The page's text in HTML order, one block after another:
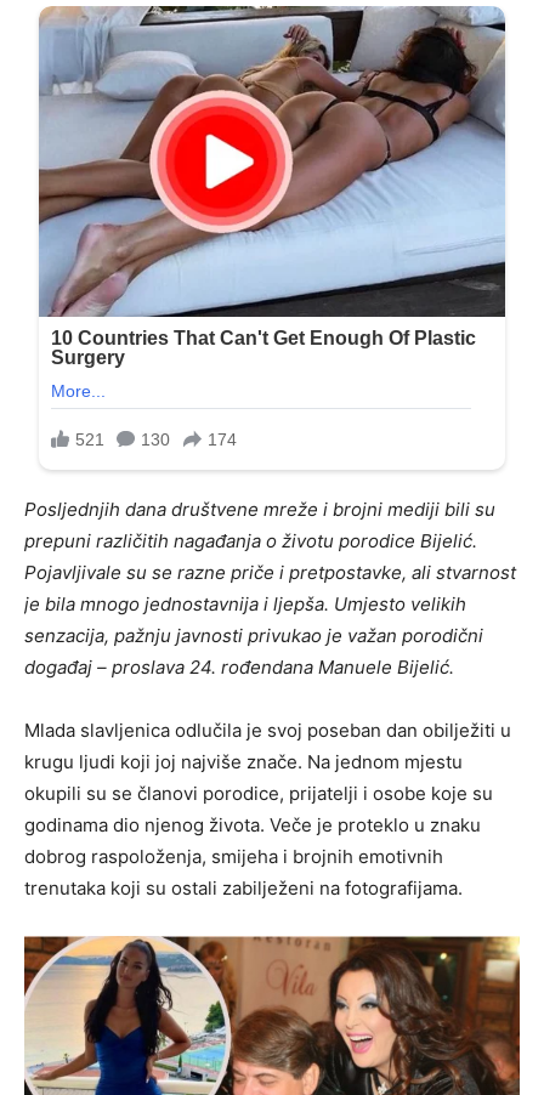
Posljednjih dana društvene mreže i brojni mediji bili su
prepuni različitih nagađanja o životu porodice Bijelić.
Pojavljivale su se razne priče i pretpostavke, ali stvarnost
je bila mnogo jednostavnija i ljepša. Umjesto velikih
senzacija, pažnju javnosti privukao je važan porodični
događaj – proslava 24. rođendana Manuele Bijelić.
Mlada slavljenica odlučila je svoj poseban dan obilježiti u
krugu ljudi koji joj najviše znače. Na jednom mjestu
okupili su se članovi porodice, prijatelji i osobe koje su
godinama dio njenog života. Veče je proteklo u znaku
dobrog raspoloženja, smijeha i brojnih emotivnih
trenutaka koji su ostali zabilježeni na fotografijama.